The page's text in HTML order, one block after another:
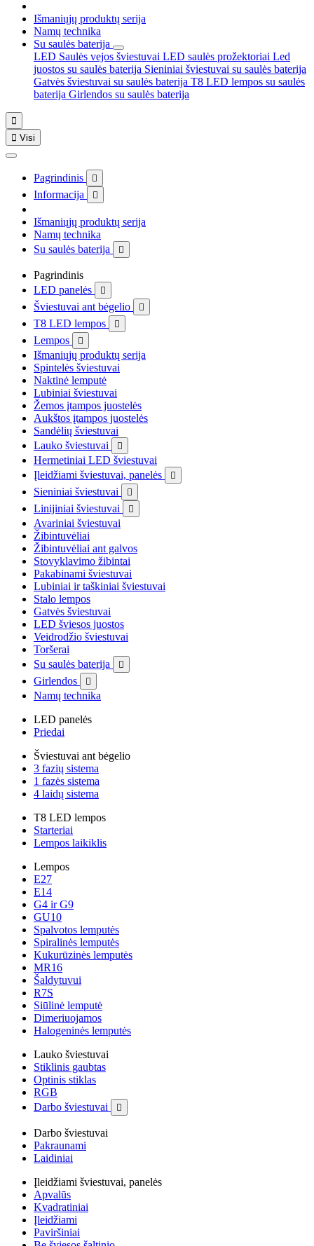
Išmaniųjų produktų serija
Namų technika
Su saulės baterija
LED Saulės vejos šviestuvai LED saulės prožektoriai Led
juostos su saulės baterija Sieniniai šviestuvai su saulės baterija
Gatvės šviestuvai su saulės baterija T8 LED lempos su saulės
baterija Girlendos su saulės baterija

 Visi
Pagrindinis 
Informacija 
Išmaniųjų produktų serija
Namų technika
Su saulės baterija

Pagrindinis
LED panelės

Šviestuvai ant bėgelio 
T8 LED lempos 
Lempos 
Išmaniųjų produktų serija
Spintelės šviestuvai
Naktinė lemputė
Lubiniai šviestuvai
Žemos įtampos juostelės
Aukštos įtampos juostelės
Sandėlių šviestuvai
Lauko šviestuvai

Hermetiniai LED šviestuvai
Įleidžiami šviestuvai, panelės

Sieniniai šviestuvai 
Linijiniai šviestuvai 
Avariniai šviestuvai
Žibintuvėliai
Žibintuvėliai ant galvos
Stovyklavimo žibintai
Pakabinami šviestuvai
Lubiniai ir taškiniai šviestuvai
Stalo lempos
Gatvės šviestuvai
LED šviesos juostos
Veidrodžio šviestuvai
Toršerai
Su saulės baterija

Girlendos 
Namų technika
LED panelės
Priedai
Šviestuvai ant bėgelio
3 fazių sistema
1 fazės sistema
4 laidų sistema
T8 LED lempos
Starteriai
Lempos laikiklis
Lempos
E27
E14
G4 ir G9
GU10
Spalvotos lemputės
Spiralinės lemputės
Kukurūzinės lemputės
MR16
Šaldytuvui
R7S
Siūlinė lemputė
Dimeriuojamos
Halogeninės lemputės
Lauko šviestuvai
Stiklinis gaubtas
Optinis stiklas
RGB
Darbo šviestuvai

Darbo šviestuvai
Pakraunami
Laidiniai
Įleidžiami šviestuvai, panelės
Apvalūs
Kvadratiniai
Įleidžiami
Paviršiniai